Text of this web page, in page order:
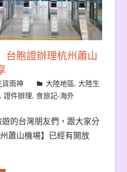
台胞證辦理杭州蕭山
貨雨神 大陸地區,大陸生
證件辦理, 食旅記-海外
的台灣朋友們，跟大家分
蕭山機場】已經有開放